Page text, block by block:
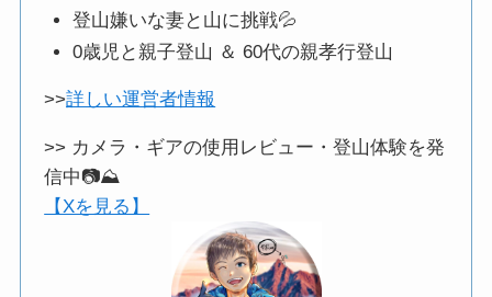
登山嫌いな妻と山に挑戦💦
0歳児と親子登山 ＆ 60代の親孝行登山
>>詳しい運営者情報
>> カメラ・ギアの使用レビュー・登山体験を発
信中📷️⛰️
【Xを見る】